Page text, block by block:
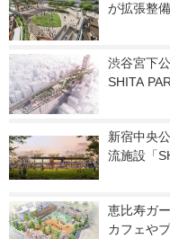
が拡張整備
渋谷宮下
SHITA
新宿中央
流施設「
恵比寿ガ
カフェや